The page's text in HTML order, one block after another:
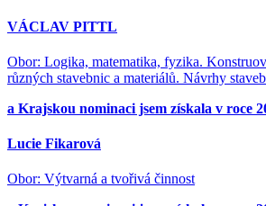
VÁCLAV PITTL
Obor: Logika, matematika, fyzika.
různých stavebnic a materiálů. Návrhy
a Krajskou nominaci jsem získala v roce
Lucie Fikarová
Obor: Výtvarná a tvořivá činnost